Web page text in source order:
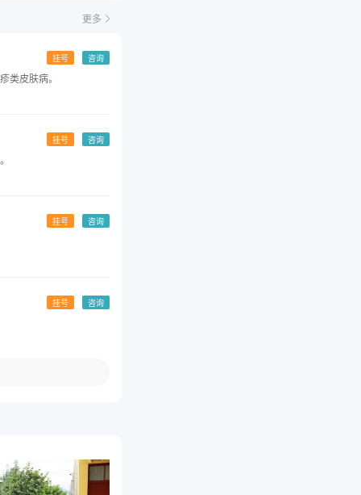
更多
咨询
挂号
类皮肤病。
咨询
挂号
咨询
挂号
咨询
挂号